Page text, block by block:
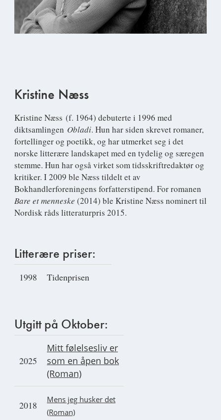
Kristine Næss
Kristine Næss (f. 1964) debuterte i 1996 med
diktsamlingen Obladi. Hun har siden skrevet romaner,
fortellinger og poetikk, og har utmerket seg i det
norske litterære landskapet med en tydelig og særegen
stemme. Hun har også virket som tidsskriftredaktør og
kritiker. I 2009 ble Næss tildelt et av
Bokhandlerforeningens forfatterstipend. For romanen
Bare et menneske (2014) ble Kristine Næss nominert til
Nordisk råds litteraturpris 2015.
Litterære priser:
1998 Tidenprisen
Utgitt på Oktober:
2025
Mitt følelsesliv er
som en åpen bok
(Roman)
2018
Mens jeg husker det
(Roman)